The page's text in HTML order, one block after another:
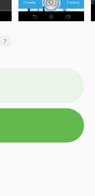
?